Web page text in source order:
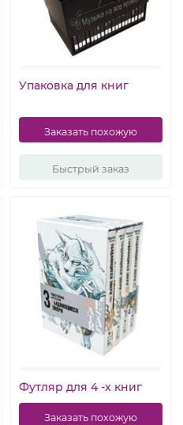
Упаковка для книг
Заказать похожую
Быстрый заказ
Футляр для 4 -х книг
Заказать похожую